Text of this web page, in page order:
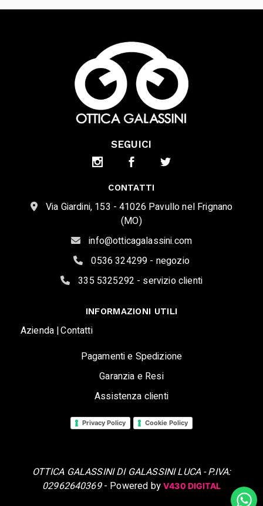
SEGUICI
CONTATTI
Via Giardini, 153 - 41026 Pavullo nel Frignano
(MO)
info@otticagalassini.com
0536 324299 - negozio
335 5325292 - servizio clienti
INFORMAZIONI UTILI
Azienda |Contatti
Pagamenti e Spedizione
Garanzia e Resi
Assistenza clienti
Privacy Policy Cookie Policy
OTTICA GALASSINI DI GALASSINI LUCA - P.IVA:
02962640369- Powered byV430 DIGITAL